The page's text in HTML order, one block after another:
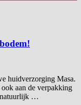
huidverzorging Masa.
aan de verpakking
natuurlijk …